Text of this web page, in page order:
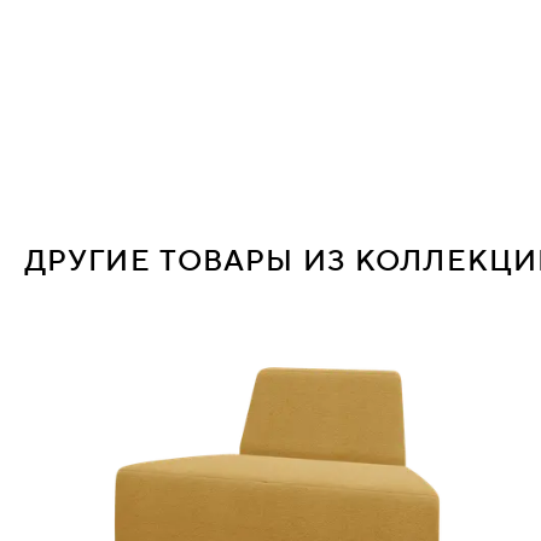
ДРУГИЕ ТОВАРЫ ИЗ